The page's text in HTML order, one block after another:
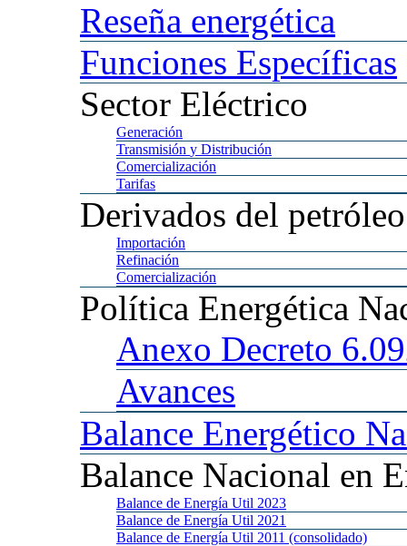
Reseña energética
Funciones Específicas
Sector Eléctrico
Generación
Transmisión y Distribución
Comercialización
Tarifas
Derivados del petróleo
Importación
Refinación
Comercialización
Política Energética
Anexo Decreto
Avances
Balance Energético
Balance Nacional en
Balance de Energía Util 2023
Balance de Energía Util 2021
Balance de Energía Util 2011 (consolidado)